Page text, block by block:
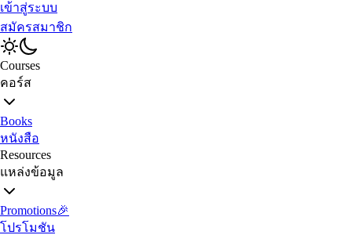
เข้าสู่ระบบ
สมัครสมาชิก
Courses
คอร์ส
Books
หนังสือ
Resources
แหล่งข้อมูล
Promotions🎉
โปรโมชัน